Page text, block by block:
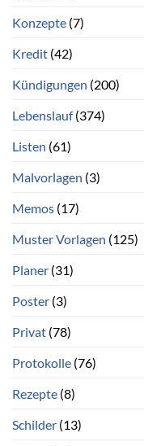
Konzepte (7)
Kredit (42)
Kündigungen (200)
Lebenslauf(374)
Listen (61)
Malvorlagen (3)
Memos (17)
Muster Vorlagen (125)
Planer (31)
Poster (3)
Privat (78)
Protokolle (76)
Rezepte (8)
Schilder (13)